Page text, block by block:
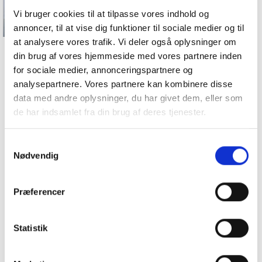
Vi bruger cookies til at tilpasse vores indhold og
annoncer, til at vise dig funktioner til sociale medier og til
at analysere vores trafik. Vi deler også oplysninger om
din brug af vores hjemmeside med vores partnere inden
for sociale medier, annonceringspartnere og
analysepartnere. Vores partnere kan kombinere disse
data med andre oplysninger, du har givet dem, eller som
de har indsamlet fra din brug af deres tjenester.
Nødvendig
Præferencer
Statistik
Tilbud
-50%
SORT TUNIKA MED
-50%
KORT TUNIKA I CAMEL
GUL